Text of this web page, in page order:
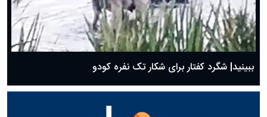
ببینید| شگرد کفتار برای شکار تک نفره کودو